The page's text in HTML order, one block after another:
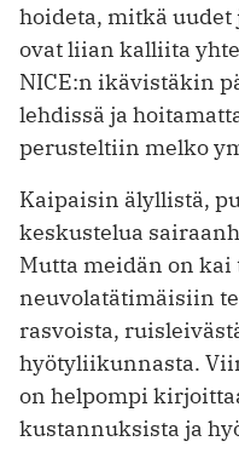
hoideta, mitkä
ovat liian kalliita
NICE:n ikävistäkin
lehdissä ja
perusteltiin melko
Kaipaisin älyllistä,
keskustelua
Mutta meidän on
neuvolatätimäisiin
rasvoista,
hyötyliikunnasta.
on helpompi
kustannuksista ja